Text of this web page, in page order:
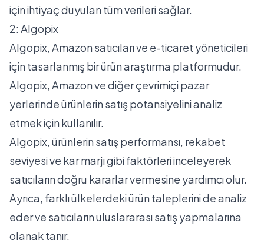
için ihtiyaç duyulan tüm verileri sağlar.
2: Algopix
Algopix, Amazon satıcıları ve e-ticaret yöneticileri
için tasarlanmış bir ürün araştırma platformudur.
Algopix, Amazon ve diğer çevrimiçi pazar
yerlerinde ürünlerin satış potansiyelini analiz
etmek için kullanılır.
Algopix, ürünlerin satış performansı, rekabet
seviyesi ve kar marjı gibi faktörleri inceleyerek
satıcıların doğru kararlar vermesine yardımcı olur.
Ayrıca, farklı ülkelerdeki ürün taleplerini de analiz
eder ve satıcıların uluslararası satış yapmalarına
olanak tanır.